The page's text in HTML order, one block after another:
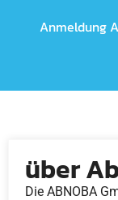
Anmeldung
über
Die ABNOBA